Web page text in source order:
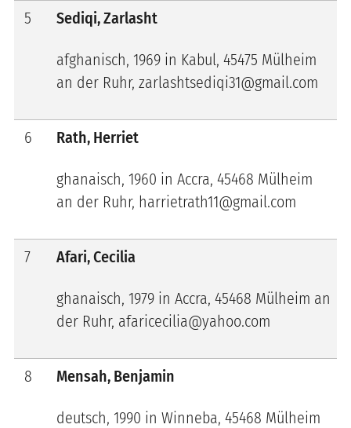
5 Sediqi, Zarlasht
afghanisch, 1969 in Kabul, 45475 Mülheim
an der Ruhr, zarlashtsediqi31@gmail.com
6 Rath, Herriet
ghanaisch, 1960 in Accra, 45468 Mülheim
an der Ruhr, harrietrath11@gmail.com
7 Afari, Cecilia
ghanaisch, 1979 in Accra, 45468 Mülheim an
der Ruhr, afaricecilia@yahoo.com
8 Mensah, Benjamin
deutsch, 1990 in Winneba, 45468 Mülheim